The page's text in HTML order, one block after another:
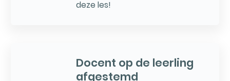
deze les!
Docent op de leerling
afgestemd